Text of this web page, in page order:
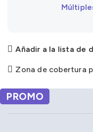
Añadir a la lista de
Zona de cobertura
PROMO